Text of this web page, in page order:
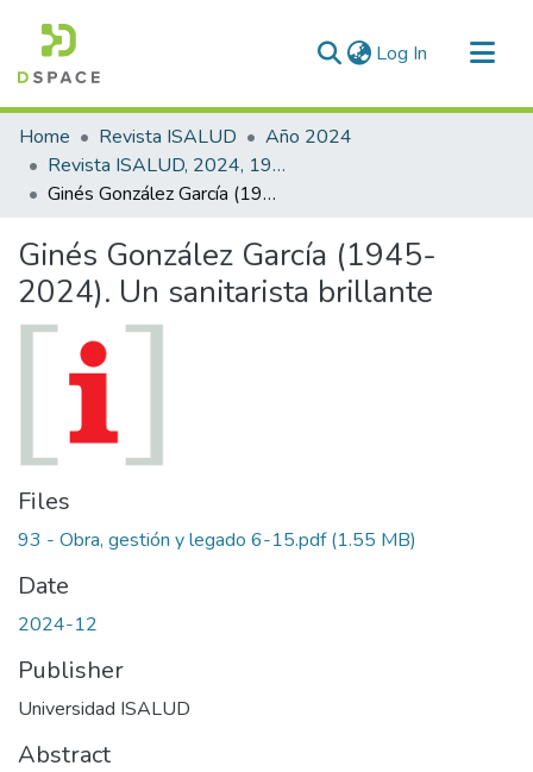
Log In (current)
Communities & Collections
All of DSpace
Statistics
Home Revista ISALUD
Año 2024
Revista ISALUD, 2024, 19(93)
Ginés González García (1945-2024). Un sanitarista brillante
Ginés González García (1945-
2024). Un sanitarista brillante
Files
93 - Obra, gestión y legado 6-15.pdf(1.55 MB)
Date
2024-12
Publisher
Universidad ISALUD
Abstract